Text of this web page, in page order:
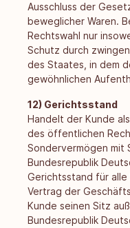
Ausschluss der
beweglicher Waren.
Rechtswahl nur
Schutz durch
des Staates, in dem
gewöhnlichen
12) Gerichtsstand
Handelt der Kunde
des öffentlichen
Sondervermögen mit
Bundesrepublik
Gerichtsstand für
Vertrag der
Kunde seinen Sitz
Bundesrepublik